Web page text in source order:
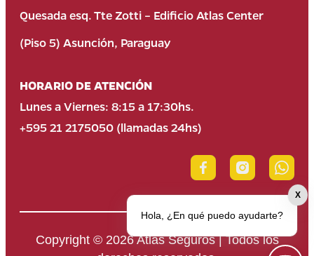
Quesada esq. Tte Zotti – Edificio Atlas Center
(Piso 5) Asunción, Paraguay
HORARIO DE ATENCIÓN
Lunes a Viernes: 8:15 a 17:30hs.
+595 21 2175050 (llamadas 24hs)
Copyright © 2026 Atlas Seguros | Todos los
X
Hola, ¿En qué puedo ayudarte?